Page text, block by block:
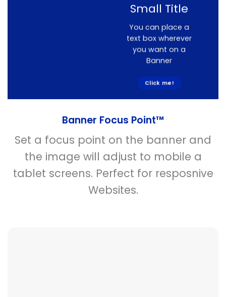
Small Title
You can place a
text box wherever
you want on a
Banner
Click me!
Banner Focus Point™
Set a focus point on the banner and
the image will adjust to mobile a
tablet screens. Perfect for resposnive
Websites.